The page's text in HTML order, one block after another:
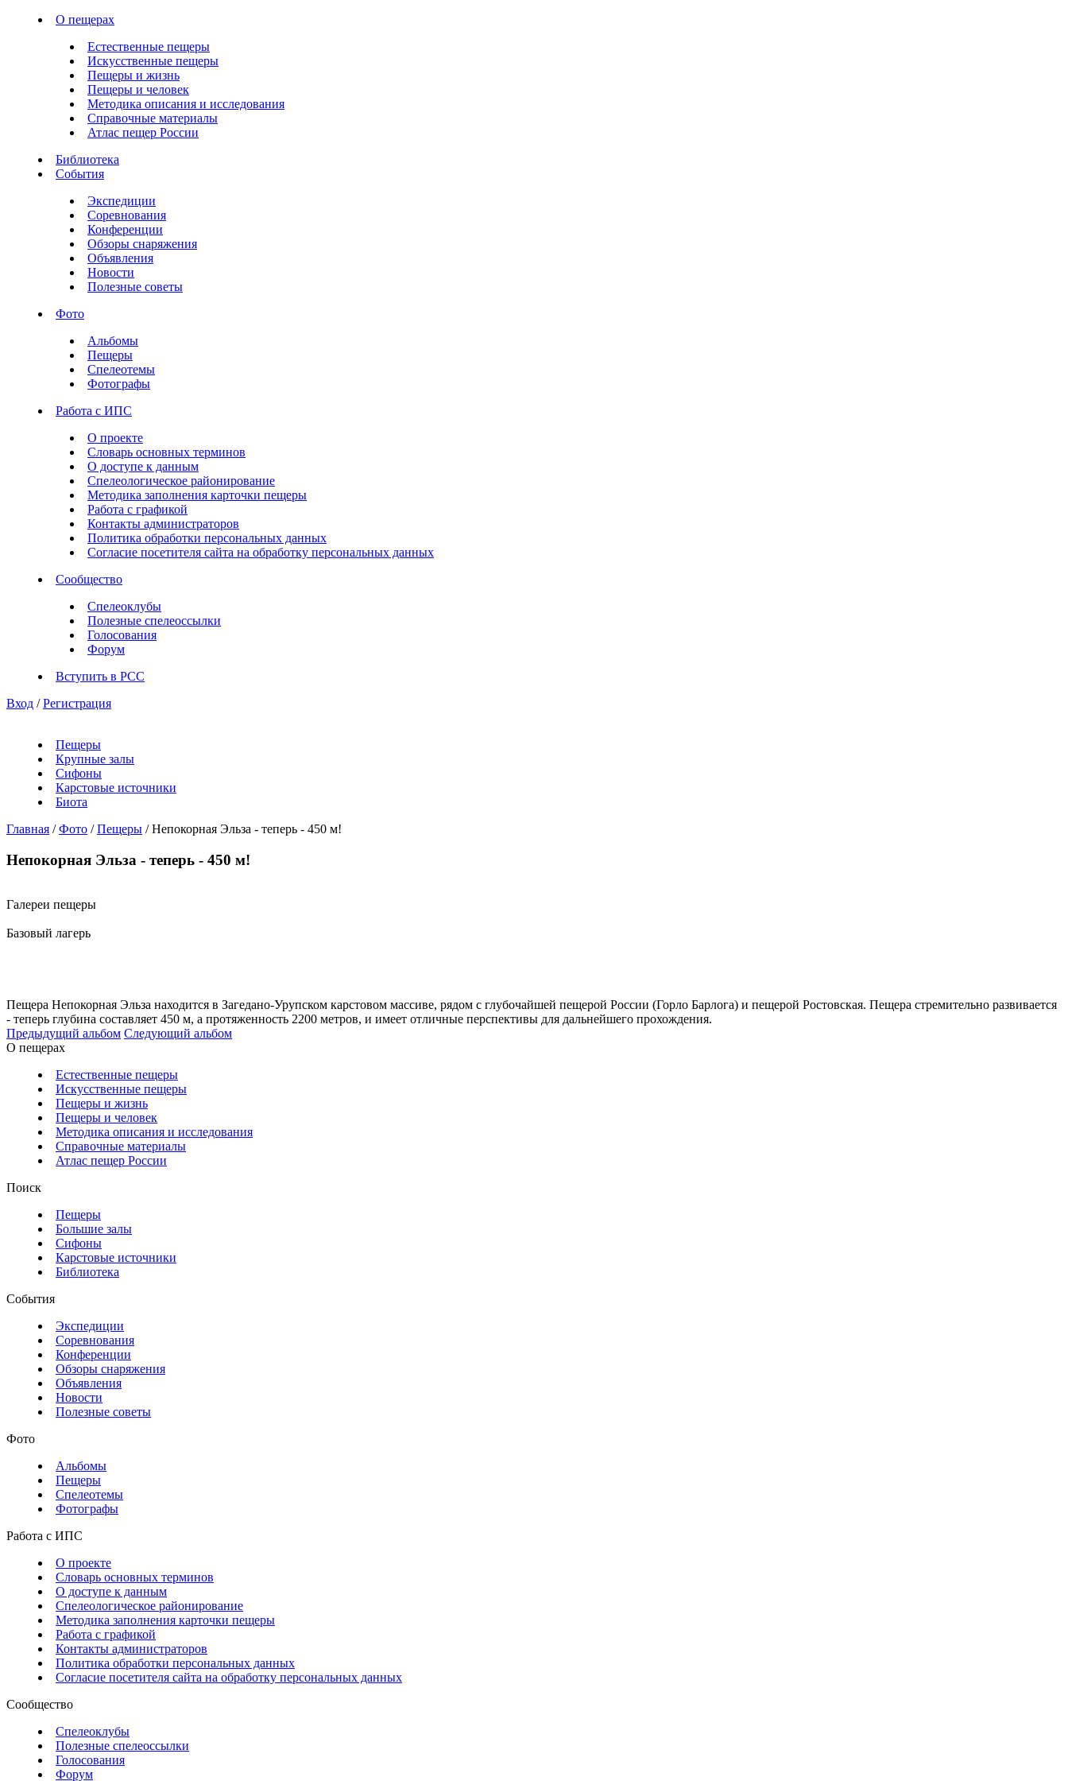
О пещерах
Естественные пещеры
Искусственные пещеры
Пещеры и жизнь
Пещеры и человек
Методика описания и исследования
Справочные материалы
Атлас пещер России
Библиотека
События
Экспедиции
Соревнования
Конференции
Обзоры снаряжения
Объявления
Новости
Полезные советы
Фото
Альбомы
Пещеры
Спелеотемы
Фотографы
Работа с ИПС
О проекте
Словарь основных терминов
О доступе к данным
Спелеологическое районирование
Методика заполнения карточки пещеры
Работа с графикой
Контакты администраторов
Политика обработки персональных данных
Согласие посетителя сайта на обработку персональных данных
Сообщество
Спелеоклубы
Полезные спелеоссылки
Голосования
Форум
Вступить в РСС
Вход / Регистрация
Пещеры
Крупные залы
Сифоны
Карстовые источники
Биота
Главная / Фото / Пещеры / Непокорная Эльза - теперь - 450 м!
Непокорная Эльза - теперь - 450 м!
Галереи пещеры
Базовый лагерь
Пещера Непокорная Эльза находится в Загедано-Урупском карстовом массиве, рядом с глубочайшей пещерой России (Горло Барлога) и пещерой Ростовская. Пещера стремительно развивается
- теперь глубина составляет 450 м, а протяженность 2200 метров, и имеет отличные перспективы для дальнейшего прохождения.
Предыдущий альбом Следующий альбом
О пещерах
Естественные пещеры
Искусственные пещеры
Пещеры и жизнь
Пещеры и человек
Методика описания и исследования
Справочные материалы
Атлас пещер России
Поиск
Пещеры
Большие залы
Сифоны
Карстовые источники
Библиотека
События
Экспедиции
Соревнования
Конференции
Обзоры снаряжения
Объявления
Новости
Полезные советы
Фото
Альбомы
Пещеры
Спелеотемы
Фотографы
Работа с ИПС
О проекте
Словарь основных терминов
О доступе к данным
Спелеологическое районирование
Методика заполнения карточки пещеры
Работа с графикой
Контакты администраторов
Политика обработки персональных данных
Согласие посетителя сайта на обработку персональных данных
Сообщество
Спелеоклубы
Полезные спелеоссылки
Голосования
Форум